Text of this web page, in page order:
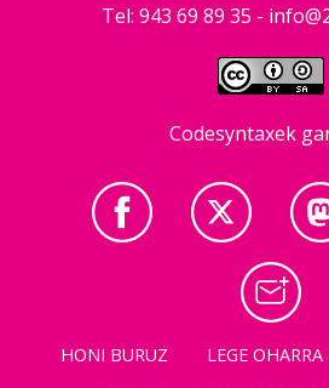
Tel: 943 69 89 35 -
Codesyntaxek
HONI BURUZ LEGE OHARRA